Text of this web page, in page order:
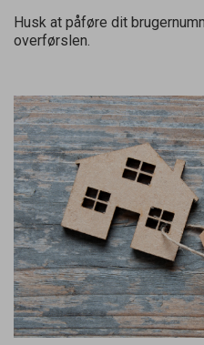
Husk at påføre dit
overførslen.